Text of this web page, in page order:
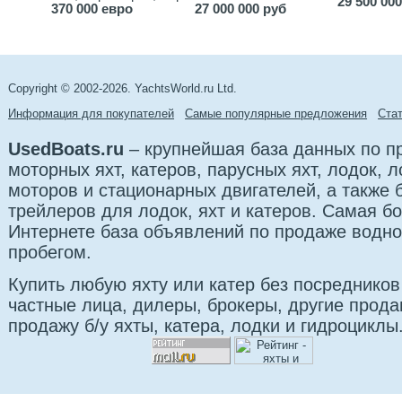
370 000 евро
27 000 000 руб
Copyright © 2002-2026. YachtsWorld.ru Ltd.
Информация для покупателей
Самые популярные предложения
UsedBoats.ru – крупнейшая база данных по
моторных яхт, катеров, парусных яхт, лодок,
моторов и стационарных двигателей, а также
трейлеров для лодок, яхт и катеров. Самая
Интернете база объявлений по продаже
пробегом.
Купить любую яхту или катер без
частные лица, дилеры, брокеры, другие
продажу б/у яхты, катера, лодки и